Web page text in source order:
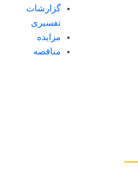
گزارشات
تفسیری
مزایده
مناقصه